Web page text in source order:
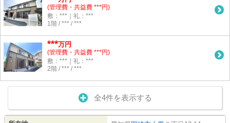
(管理費・共益費 ***円)
敷：***｜礼：***
1階 / *** / ***
***万円
(管理費・共益費 ***円)
敷：***｜礼：***
2階 / *** / ***
全4件を表示する